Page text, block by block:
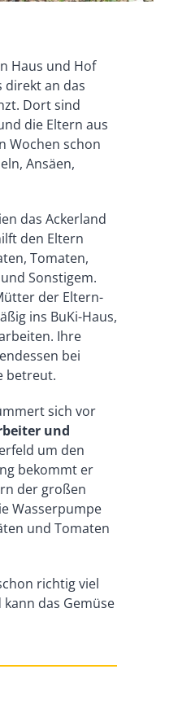
Haus und Hof
direkt an das
Dort sind
die Eltern aus
Wochen schon
Ansäen,
das Ackerland
den Eltern
Tomaten,
Sonstigem.
der Eltern-
ins BuKi-Haus,
Ihre
bei
betreut.
sich vor
und
um den
bekommt er
der großen
Wasserpumpe
und Tomaten
richtig viel
kann das Gemüse